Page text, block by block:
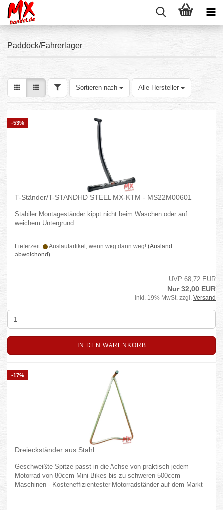
Paddock/Fahrerlager
FILTERSortieren nach
Sortieren nach Alle Hersteller
-53%
T-Ständer/T-STANDHD STEEL MX-KTM - MS22M00601
Stabiler Montageständer kippt nicht beim Waschen oder auf
weichem Untergrund
Lieferzeit: Auslaufartikel, wenn weg dann weg! (Ausland
abweichend)
UVP 68,72 EUR
Nur 32,00 EUR
inkl. 19% MwSt. zzgl. Versand
IN DEN WARENKORB
-17%
Dreieckständer aus Stahl
Geschweißte Spitze passt in die Achse von praktisch jedem
Motorrad von 80ccm Mini-Bikes bis zu schweren 500ccm
Maschinen - Kosteneffizientester Motorradständer auf dem Markt